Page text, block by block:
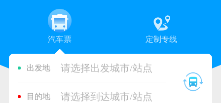
汽车票 定制专线
出发地 请选择出发城市/站点
目的地 请选择到达城市/站点